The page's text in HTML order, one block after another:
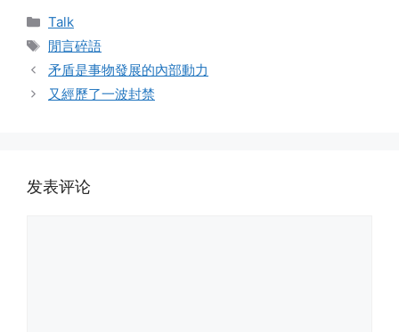
分
类
Talk
标
签
閒言碎語
矛盾是事物發展的內部動力
又經歷了一波封禁
发表评论